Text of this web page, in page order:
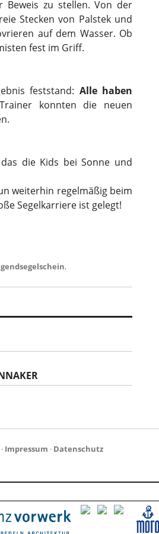
Beweis zu stellen. Von der
Stecken von Palstek und
auf dem Wasser. Ob
fest im Griff.
feststand: Alle haben
konnten die neuen
die Kids bei Sonne und
weiterhin regelmäßig beim
Segelkarriere ist gelegt!
,
· Impressum · Datenschutz